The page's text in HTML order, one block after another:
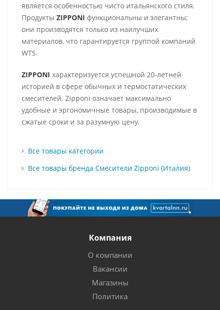
является особенностью чисто итальянского стиля.
Продукты ZIPPONI функциональны и элегантны;
они производятся только из наилучших
материалов, что гарантируется группой компаний
WTS.
ZIPPONI характеризуется успешной 20-летней
историей в сфере обычных и термостатических
смесителей. Zipponi означает максимально
удобные и эргономичные товары, производимые в
сжатые сроки и за разумную цену.
Все товары категории
Все товары бренда Смесители Zipponi (Италия)
Компания
О компании
Вакансии
Магазины
Политика